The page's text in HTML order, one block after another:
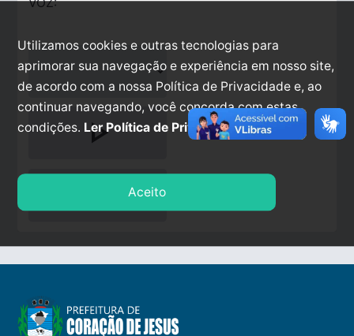
play_arrow
Utilizamos cookies e outras tecnologias para
aprimorar sua navegação e experiência em nosso site,
de acordo com a nossa Política de Privacidade e, ao
continuar navegando, você concorda com estas
condições. Ler Política de Privacidade.
Aceito